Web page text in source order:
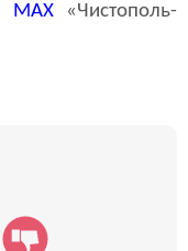
MAX«Чистополь-